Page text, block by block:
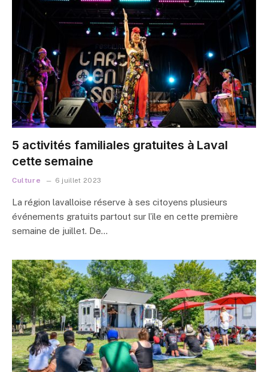
5 activités familiales gratuites à Laval
cette semaine
Culture 6 juillet 2023
La région lavalloise réserve à ses citoyens plusieurs
événements gratuits partout sur l’île en cette première
semaine de juillet. De…